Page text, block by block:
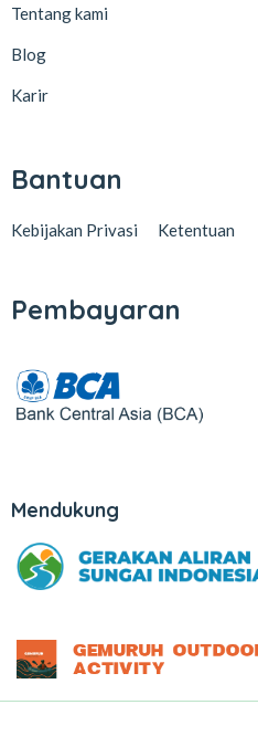
Tentang kami
Blog
Karir
Bantuan
Kebijakan Privasi Ketentuan
Pembayaran
Mendukung